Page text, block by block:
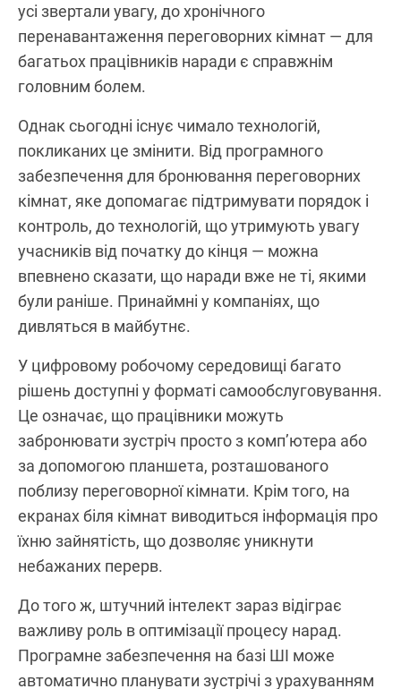
усі звертали увагу, до хронічного
перенавантаження переговорних кімнат — для
багатьох працівників наради є справжнім
головним болем.
Однак сьогодні існує чимало технологій,
покликаних це змінити. Від програмного
забезпечення для бронювання переговорних
кімнат, яке допомагає підтримувати порядок і
контроль, до технологій, що утримують увагу
учасників від початку до кінця — можна
впевнено сказати, що наради вже не ті, якими
були раніше. Принаймні у компаніях, що
дивляться в майбутнє.
У цифровому робочому середовищі багато
рішень доступні у форматі самообслуговування.
Це означає, що працівники можуть
забронювати зустріч просто з комп’ютера або
за допомогою планшета, розташованого
поблизу переговорної кімнати. Крім того, на
екранах біля кімнат виводиться інформація про
їхню зайнятість, що дозволяє уникнути
небажаних перерв.
До того ж, штучний інтелект зараз відіграє
важливу роль в оптимізації процесу нарад.
Програмне забезпечення на базі ШІ може
автоматично планувати зустрічі з урахуванням